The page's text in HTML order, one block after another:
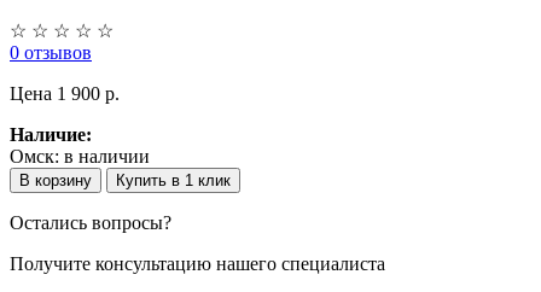
☆ ☆ ☆ ☆ ☆
0 отзывов
Цена 1 900 p.
Наличие:
Омск: в наличии
В корзину Купить в 1 клик
Остались вопросы?
Получите консультацию нашего специалиста